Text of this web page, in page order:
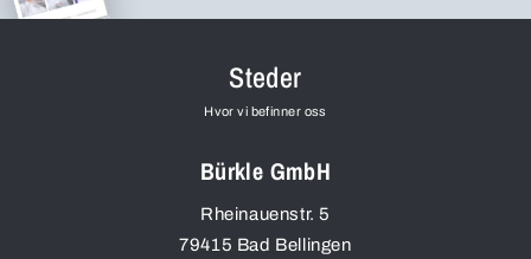
Steder
Hvor vi befinner oss
Bürkle GmbH
Rheinauenstr. 5
79415 Bad Bellingen